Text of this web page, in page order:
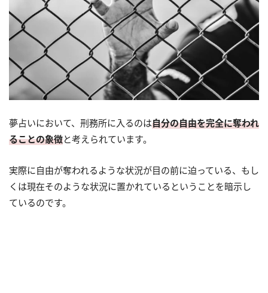
夢占いにおいて、刑務所に入るのは自分の自由を完全に奪われ
ることの象徴と考えられています。
実際に自由が奪われるような状況が目の前に迫っている、もし
くは現在そのような状況に置かれているということを暗示し
ているのです。